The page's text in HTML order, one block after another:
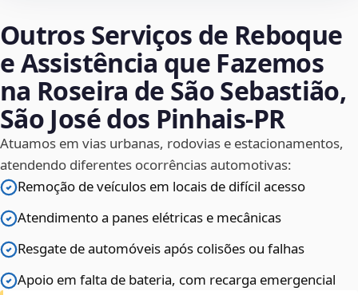
Outros Serviços de Reboque
e Assistência que Fazemos
na Roseira de São Sebastião,
São José dos Pinhais‑PR
Atuamos em vias urbanas, rodovias e estacionamentos,
atendendo diferentes ocorrências automotivas:
Remoção de veículos em locais de difícil acesso
Atendimento a panes elétricas e mecânicas
Resgate de automóveis após colisões ou falhas
Apoio em falta de bateria, com recarga emergencial